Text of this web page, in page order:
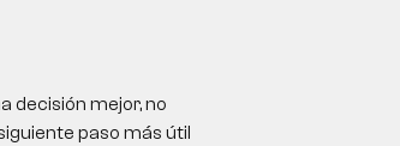
decisión mejor, no
paso más útil